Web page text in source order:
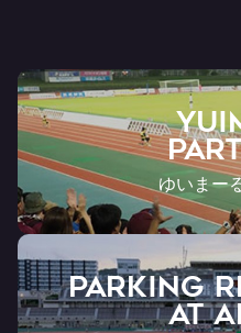
ゆいまー
PARKING
AT